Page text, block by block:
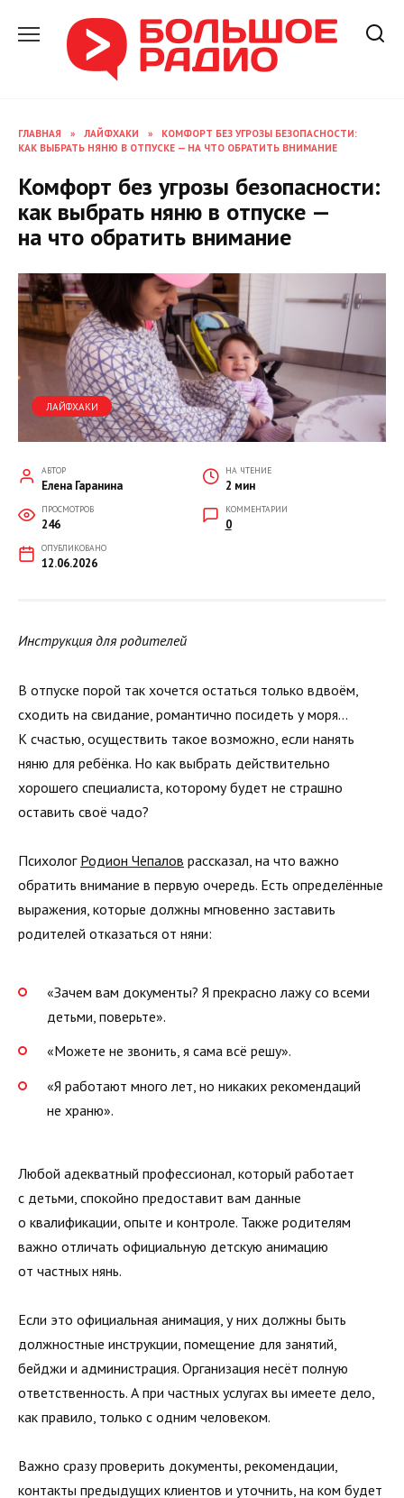
содержанию
ГЛАВНАЯ » ЛАЙФХАКИ »
КОМФОРТ БЕЗ УГРОЗЫ БЕЗОПАСНОСТИ:
КАК ВЫБРАТЬ НЯНЮ В ОТПУСКЕ — НА ЧТО ОБРАТИТЬ ВНИМАНИЕ
Комфорт без угрозы безопасности:
как выбрать няню в отпуске —
на что обратить внимание
ЛАЙФХАКИ
АВТОР
Елена Гаранина
НА ЧТЕНИЕ
2 мин
ПРОСМОТРОВ
246
КОММЕНТАРИИ
0
ОПУБЛИКОВАНО
12.06.2026
Инструкция для родителей
В отпуске порой так хочется остаться только вдвоём,
сходить на свидание, романтично посидеть у моря…
К счастью, осуществить такое возможно, если нанять
няню для ребёнка. Но как выбрать действительно
хорошего специалиста, которому будет не страшно
оставить своё чадо?
Психолог Родион Чепалов рассказал, на что важно
обратить внимание в первую очередь. Есть определённые
выражения, которые должны мгновенно заставить
родителей отказаться от няни:
«Зачем вам документы? Я прекрасно лажу со всеми
детьми, поверьте».
«Можете не звонить, я сама всё решу».
«Я работают много лет, но никаких рекомендаций
не храню».
Любой адекватный профессионал, который работает
с детьми, спокойно предоставит вам данные
о квалификации, опыте и контроле. Также родителям
важно отличать официальную детскую анимацию
от частных нянь.
Если это официальная анимация, у них должны быть
должностные инструкции, помещение для занятий,
бейджи и администрация. Организация несёт полную
ответственность. А при частных услугах вы имеете дело,
как правило, только с одним человеком.
Важно сразу проверить документы, рекомендации,
контакты предыдущих клиентов и уточнить, на ком будет